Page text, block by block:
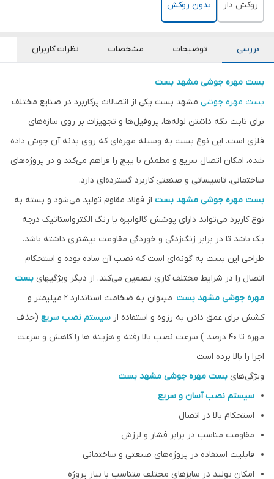
روکش دار بدون روکش
بررسی توضیحات مشخصات نظرات کاربران
بست مهره جوشی مشهد بست
بست مهره جوشی مشهد بست یکی از اتصالات پرکاربرد در صنایع مختلف
برای ثابت نگه داشتن لوله‌ها، پروفیل‌ها و تجهیزات بر روی سازه‌های
فلزی است. این نوع بست به وسیله مهره‌ای که روی بدنه آن جوش داده
شده، امکان اتصال سریع و مطمئن با پیچ را فراهم می‌کند و در پروژه‌های
ساختمانی، تاسیساتی و صنعتی کاربرد گسترده‌ای دارد.
بست مهره جوشی مشهد بست از فولاد مقاوم تولید می‌شود و بسته به
نوع کاربرد می‌تواند دارای پوشش گالوانیزه یا رنگ الکترواستاتیک درجه
یک باشد تا در برابر زنگ‌زدگی و خوردگی مقاومت بیشتری داشته باشد.
طراحی این بست به گونه‌ای است که نصب آن ساده بوده و استحکام
اتصال را در شرایط مختلف کاری تضمین می‌کند. از دیگر ویژگیهای بست
مهره جوشی مشهد بست
میتوان به ضخامت استاندارد 2 میلیمتر و
کشش برای عمق دادن به رزوه و استفاده از سیستم نصب سریع (حذف
مهره تا 40 درصد ) سرعت نصب بالا رفته و هزینه ها را کاهش و سرعت
اجرا را بالا برده است
ویژگی‌های بست مهره جوشی مشهد بست
سیستم نصب آسان و سریع
استحکام بالا در اتصال
مقاومت مناسب در برابر فشار و لرزش
قابلیت استفاده در پروژه‌های صنعتی و ساختمانی
امکان تولید در سایزهای مختلف متناسب با نیاز پروژه